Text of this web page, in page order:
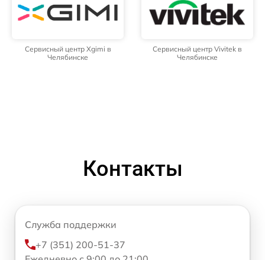
Сервисный центр Xgimi в
Челябинске
Сервисный центр Vivitek в
Челябинске
Контакты
Служба поддержки
+7 (351) 200-51-37